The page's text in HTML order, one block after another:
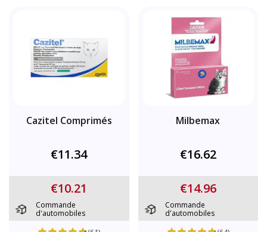
Cazitel Comprimés
€11.34
€10.21
Commande
d'automobiles
Milbemax
€16.62
€14.96
Commande
d'automobiles